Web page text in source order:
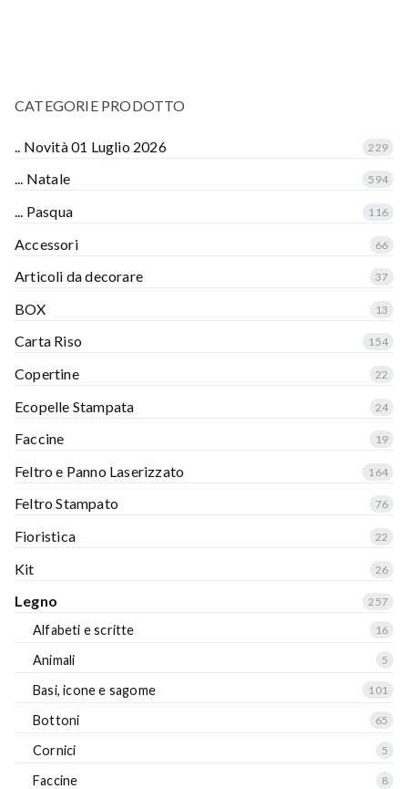
CATEGORIE PRODOTTO
.. Novità 01 Luglio 2026 229
... Natale 594
... Pasqua 116
Accessori 66
Articoli da decorare 37
BOX 13
Carta Riso 154
Copertine 22
Ecopelle Stampata 24
Faccine 19
Feltro e Panno Laserizzato 164
Feltro Stampato 76
Fioristica 22
Kit 26
Legno 257
Alfabeti e scritte 16
Animali 5
Basi, icone e sagome 101
Bottoni 65
Cornici 5
Faccine 8